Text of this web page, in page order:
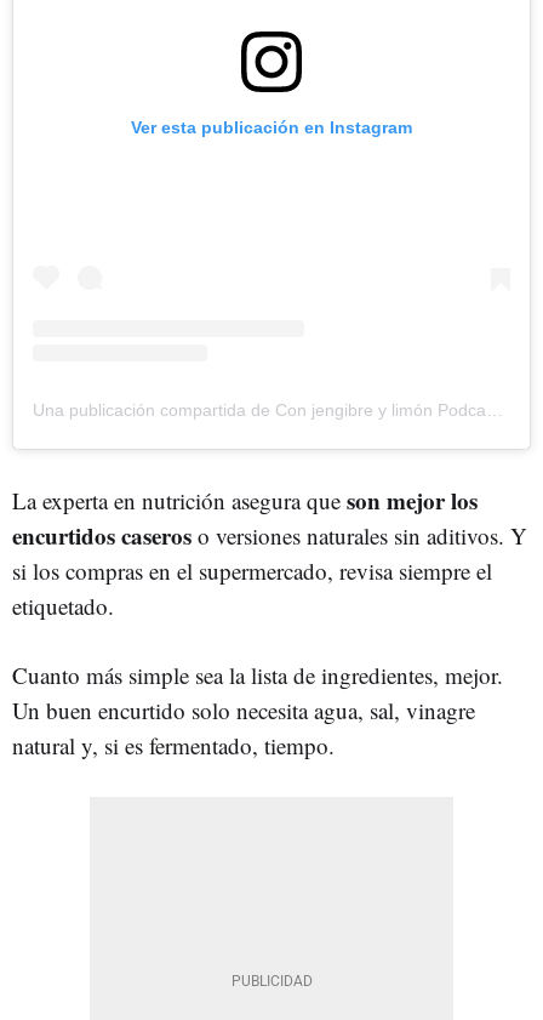
Ver esta publicación en Instagram
La experta en nutrición asegura que son mejor los
encurtidos caseros o versiones naturales sin aditivos. Y
si los compras en el supermercado, revisa siempre el
etiquetado.
Cuanto más simple sea la lista de ingredientes, mejor.
Un buen encurtido solo necesita agua, sal, vinagre
natural y, si es fermentado, tiempo.